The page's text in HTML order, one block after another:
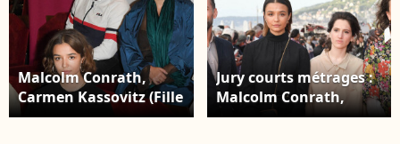
Malcolm Conrath,
Carmen Kassovitz (Fille
de Mathieu Kassovitz),
Jury courts métrages :
Malcolm Conrath,
Carmen Kassovitz, fille